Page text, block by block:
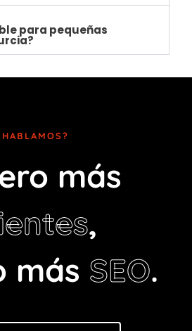
para pequeñas
HAB LAMOS?
más
,
más SEO.